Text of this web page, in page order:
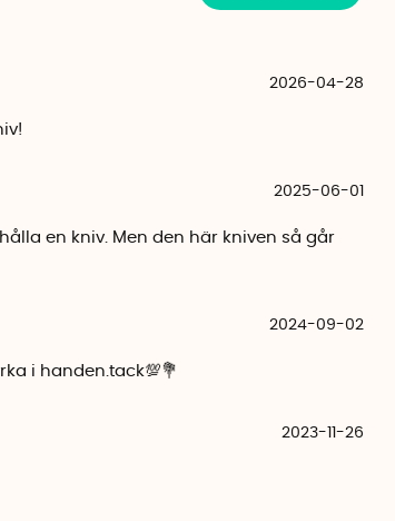
2026-04-28
2025-06-01
en kniv. Men den här kniven så går
2024-09-02
i handen.tack💯💐
2023-11-26